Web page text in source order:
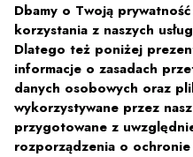
Dbamy o Twoją
korzystania z naszych
Dlatego też poniżej
informacje o zasadach
danych osobowych oraz
wykorzystywane przez
przygotowane z
rozporządzenia o